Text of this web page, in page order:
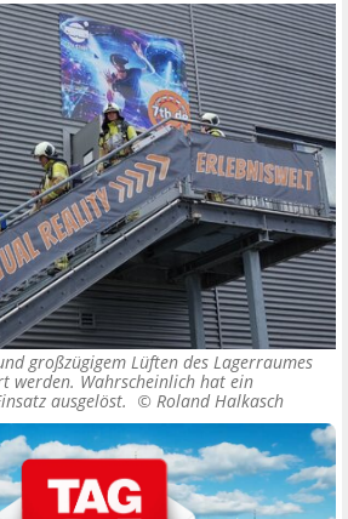
großzügigem Lüften des Lagerraumes
werden. Wahrscheinlich hat ein
ausgelöst. © Roland Halkasch